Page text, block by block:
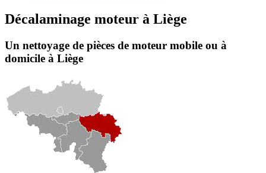
Décalaminage moteur à Liège
Un nettoyage de pièces de moteur mobile ou à
domicile à Liège